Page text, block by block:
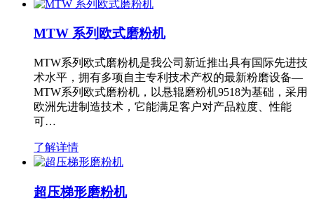
MTW 系列欧式磨粉机
MTW系列欧式磨粉机是我公司新近推出具有国际先进技
术水平，拥有多项自主专利技术产权的最新粉磨设备—
MTW系列欧式磨粉机，以悬辊磨粉机9518为基础，采用
欧洲先进制造技术，它能满足客户对产品粒度、性能
可…
了解详情
超压梯形磨粉机